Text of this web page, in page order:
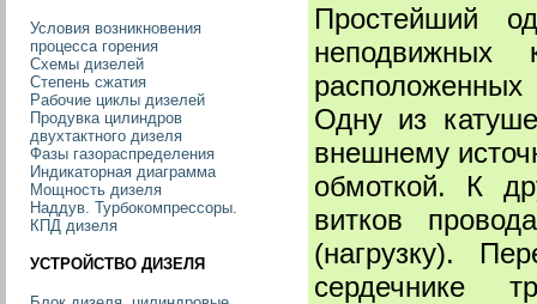
Простейший
неподвижных
Одну из
внешнему
обмоткой. К
витков
(нагрузку).
сердечнике
Условия возникновения
процесса горения
Схемы дизелей
Степень сжатия
Рабочие циклы дизелей
Продувка цилиндров
двухтактного дизеля
Фазы газораспределения
Индикаторная диаграмма
Мощность дизеля
Наддув. Турбокомпрессоры.
КПД дизеля
УСТРОЙСТВО ДИЗЕЛЯ